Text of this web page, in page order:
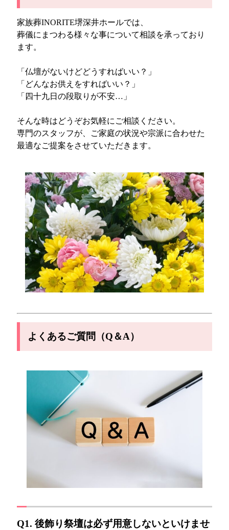
家族葬INORITE堺深井ホールでは、
葬儀にまつわる様々な事について相談を承っており
ます。
「仏壇がないけどどうすればいい？」
「どんなお供えをすればいい？」
「四十九日の段取りが不安…」
そんな時はどうぞお気軽にご相談ください。
専門のスタッフが、ご家庭の状況や宗派に合わせた
最適なご提案をさせていただきます。
よくあるご質問（Q＆A）
Q1. 後飾り祭壇は必ず用意しないといけませ